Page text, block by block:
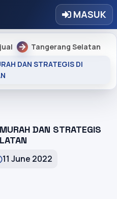
MASUK
Tangerang Selatan
DAN STRATEGIS DI
DAN STRATEGIS
11 June 2022